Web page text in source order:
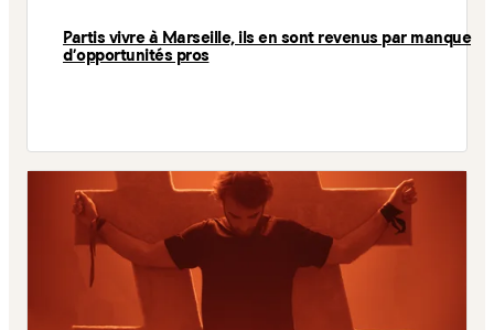
Partis vivre à Marseille, ils en sont revenus par manque
d'opportunités pros